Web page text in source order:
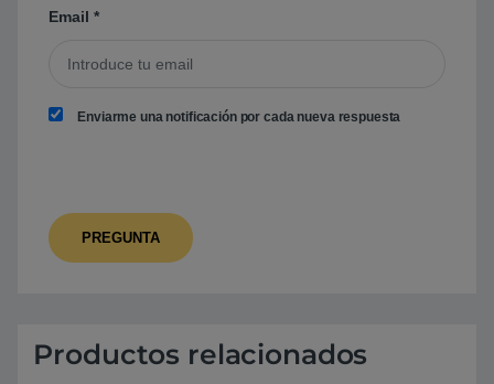
Email *
Enviarme una notificación por cada nueva respuesta
Productos relacionados